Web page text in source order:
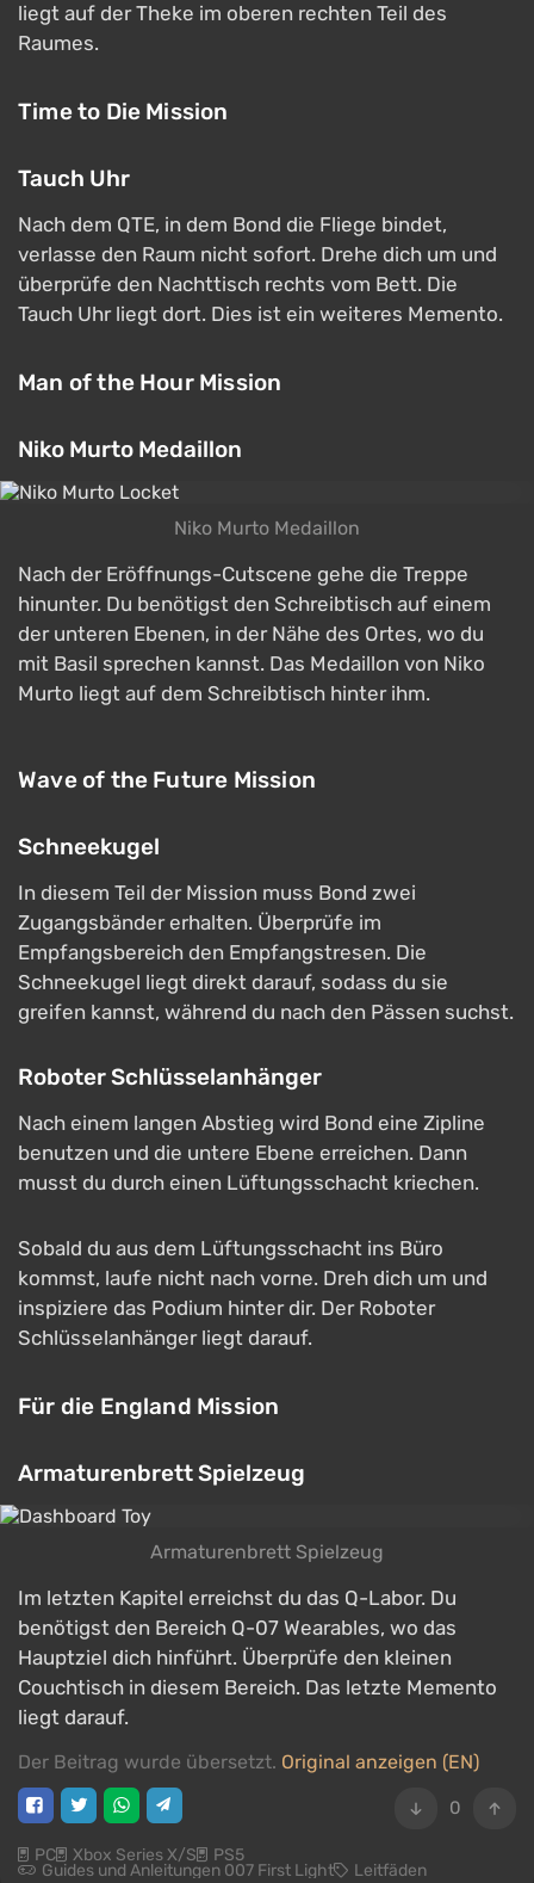
liegt auf der Theke im oberen rechten Teil des
Raumes.
Time to Die Mission
Tauch Uhr
Nach dem QTE, in dem Bond die Fliege bindet,
verlasse den Raum nicht sofort. Drehe dich um und
überprüfe den Nachttisch rechts vom Bett. Die
Tauch Uhr liegt dort. Dies ist ein weiteres Memento.
Man of the Hour Mission
Niko Murto Medaillon
Niko Murto Medaillon
Nach der Eröffnungs-Cutscene gehe die Treppe
hinunter. Du benötigst den Schreibtisch auf einem
der unteren Ebenen, in der Nähe des Ortes, wo du
mit Basil sprechen kannst. Das Medaillon von Niko
Murto liegt auf dem Schreibtisch hinter ihm.
Wave of the Future Mission
Schneekugel
In diesem Teil der Mission muss Bond zwei
Zugangsbänder erhalten. Überprüfe im
Empfangsbereich den Empfangstresen. Die
Schneekugel liegt direkt darauf, sodass du sie
greifen kannst, während du nach den Pässen suchst.
Roboter Schlüsselanhänger
Nach einem langen Abstieg wird Bond eine Zipline
benutzen und die untere Ebene erreichen. Dann
musst du durch einen Lüftungsschacht kriechen.
Sobald du aus dem Lüftungsschacht ins Büro
kommst, laufe nicht nach vorne. Dreh dich um und
inspiziere das Podium hinter dir. Der Roboter
Schlüsselanhänger liegt darauf.
Für die England Mission
Armaturenbrett Spielzeug
Armaturenbrett Spielzeug
Im letzten Kapitel erreichst du das Q-Labor. Du
benötigst den Bereich Q-07 Wearables, wo das
Hauptziel dich hinführt. Überprüfe den kleinen
Couchtisch in diesem Bereich. Das letzte Memento
liegt darauf.
Der Beitrag wurde übersetzt. Original anzeigen (EN)
0
PC Xbox Series X/S PS5
Guides und Anleitungen 007 First Light Leitfäden